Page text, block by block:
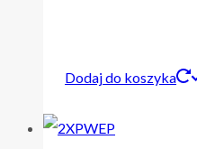
Dodaj do koszyka